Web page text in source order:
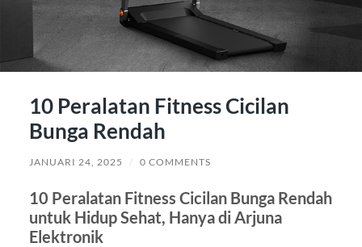
10 Peralatan Fitness Cicilan
Bunga Rendah
JANUARI 24, 2025 / 0 COMMENTS
10 Peralatan Fitness Cicilan Bunga Rendah
untuk Hidup Sehat, Hanya di Arjuna
Elektronik